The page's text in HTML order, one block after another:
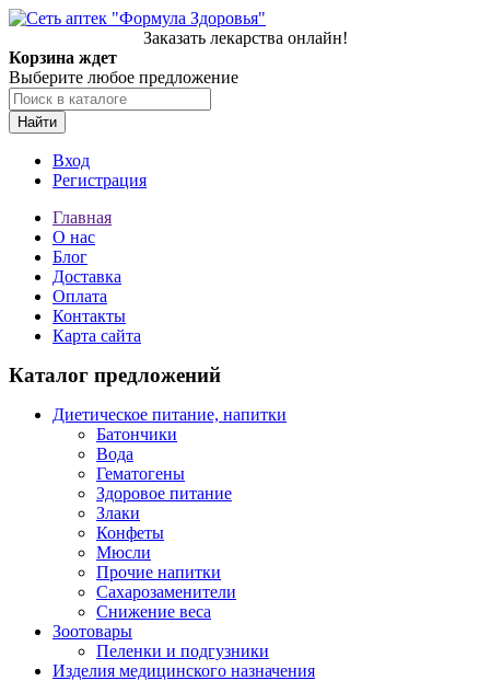
Заказать лекарства онлайн!
Корзина ждет
Выберите любое предложение
Найти
Вход
Регистрация
Главная
О нас
Блог
Доставка
Оплата
Контакты
Карта сайта
Каталог предложений
Диетическое питание, напитки
Батончики
Вода
Гематогены
Здоровое питание
Злаки
Конфеты
Мюсли
Прочие напитки
Сахарозаменители
Снижение веса
Зоотовары
Пеленки и подгузники
Изделия медицинского назначения